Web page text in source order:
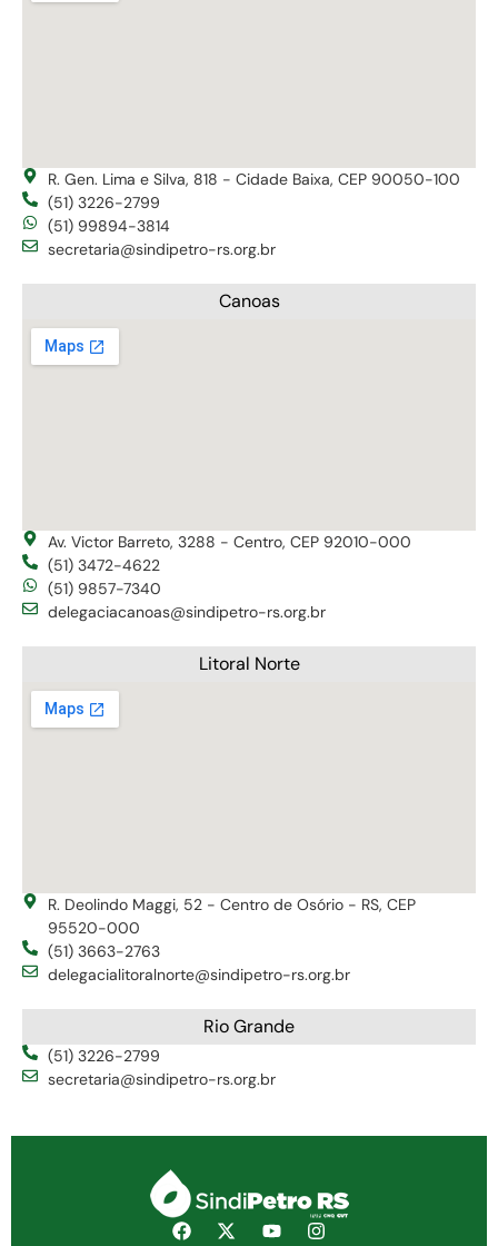
R. Gen. Lima e Silva, 818 - Cidade Baixa, CEP 90050-100
(51) 3226-2799
(51) 99894-3814
secretaria@sindipetro-rs.org.br
Canoas
Av. Victor Barreto, 3288 - Centro, CEP 92010-000
(51) 3472-4622
(51) 9857-7340
delegaciacanoas@sindipetro-rs.org.br
Litoral Norte
R. Deolindo Maggi, 52 - Centro de Osório - RS, CEP
95520-000
(51) 3663-2763
delegacialitoralnorte@sindipetro-rs.org.br
Rio Grande
(51) 3226-2799
secretaria@sindipetro-rs.org.br